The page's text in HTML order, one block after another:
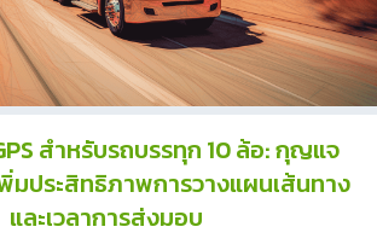
สำหรับรถบรรทุก 10 ล้อ: กุญแจ
มประสิทธิภาพการวางแผนเส้นทาง
และเวลาการส่งมอบ